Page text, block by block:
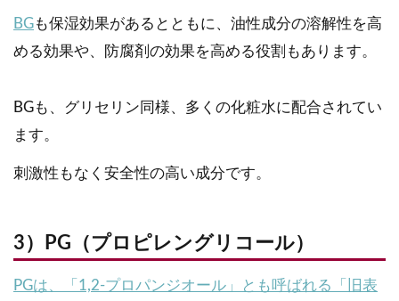
BGも保湿効果があるとともに、油性成分の溶解性を高
める効果や、防腐剤の効果を高める役割もあります。
BGも、グリセリン同様、多くの化粧水に配合されてい
ます。
刺激性もなく安全性の高い成分です。
3）PG（プロピレングリコール）
PGは、「1,2-プロパンジオール」とも呼ばれる「旧表